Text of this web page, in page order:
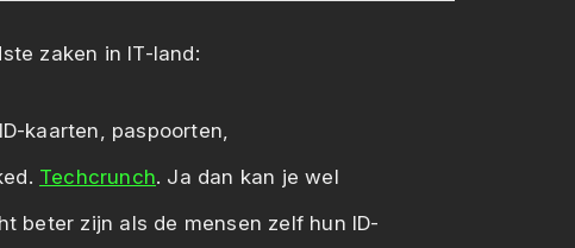
zaken in IT-land:
kaarten, paspoorten,
Techcrunch. Ja dan kan je wel
beter zijn als de mensen zelf hun ID-